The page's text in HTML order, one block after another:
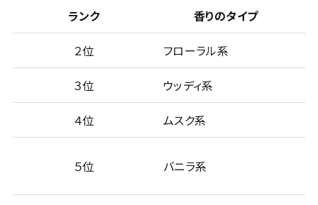
ランク 香りのタイプ
２位 フローラル系
３位 ウッディ系
４位 ムスク系
５位 バニラ系